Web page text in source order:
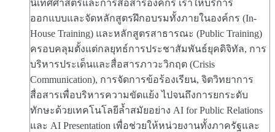
นิเทศศาสตร์และการสื่อสารองค์กร เราให้บริการ
ออกแบบและจัดหลักสูตรฝึกอบรมทั้งภายในองค์กร (In-
House Training) และหลักสูตรสาธารณะ (Public Training)
ครอบคลุมตั้งแต่กลยุทธ์การประชาสัมพันธ์ยุคดิจิทัล, การ
บริหารประเด็นและสื่อสารภาวะวิกฤต (Crisis
Communication), การจัดการข้อร้องเรียน, จิตวิทยาการ
สื่อสารเพื่อบริหารความขัดแย้ง ไปจนถึงการยกระดับ
ทักษะด้วยเทคโนโลยีล้ำสมัยอย่าง AI for Public Relations
และ AI Presentation เพื่อช่วยให้หน่วยงานทั้งภาครัฐและ